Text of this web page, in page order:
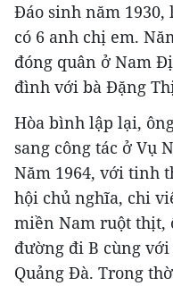
Đáo sinh năm
có 6 anh chị em.
đóng quân ở Nam
đình với bà Đặng
Hòa bình lập lại,
sang công tác ở Vụ
Năm 1964, với tinh
hội chủ nghĩa, chi
miền Nam ruột thịt,
đường đi B cùng
Quảng Đà. Trong